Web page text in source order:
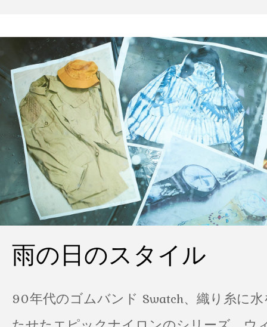
雨の日のスタイル
90年代のゴムバンド Swatch、織り糸に